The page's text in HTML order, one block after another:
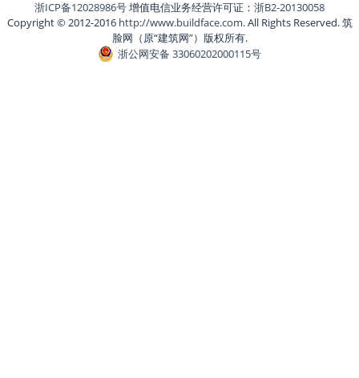
浙ICP备12028986号增值电信业务经营许可证： 浙B2-20130058
Copyright © 2012-2016 http://www.buildface.com. All Rights Reserved. 筑
脸网（原“建筑网”）版权所有.
浙公网安备 33060202000115号